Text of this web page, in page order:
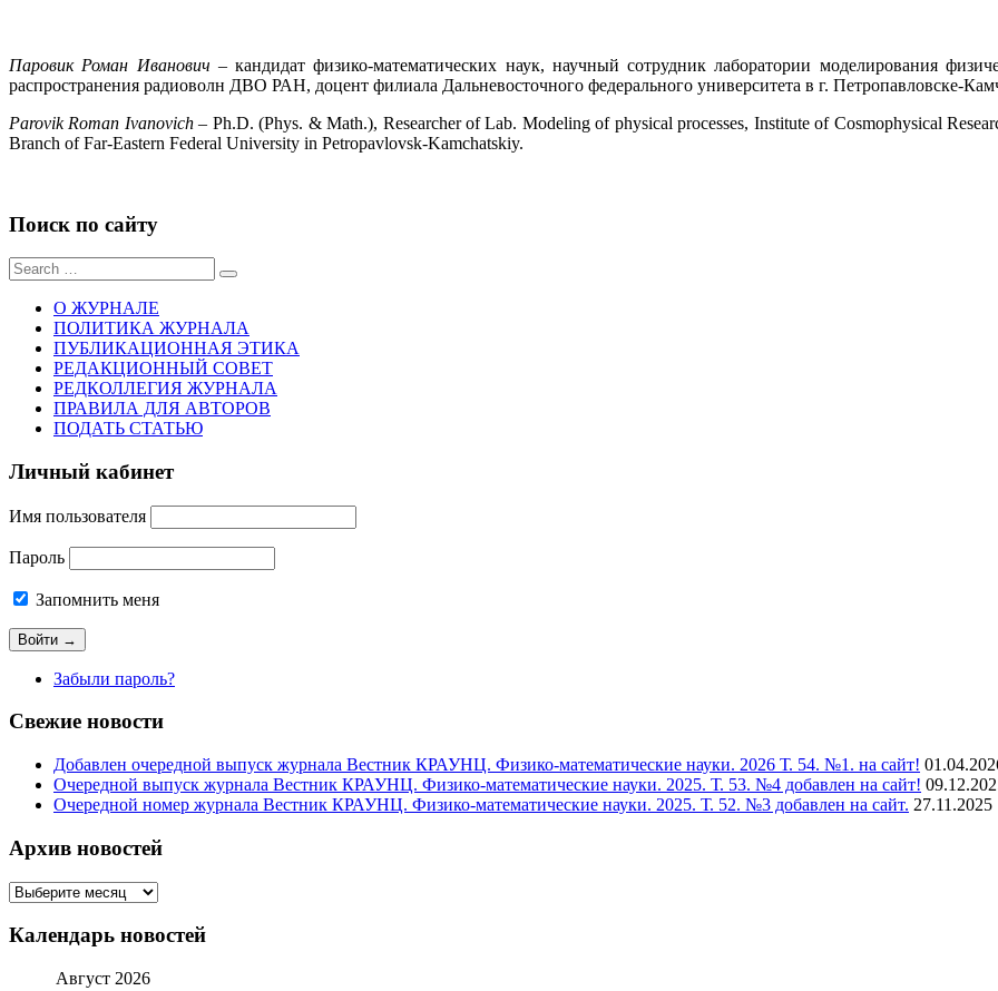
Паровик Роман Иванович – кандидат физико-математических наук, научный сотрудник лаборатории моделирования
распространения радиоволн ДВО РАН, доцент филиала Дальневосточного федерального университета в г. Петропавловске-
Parovik Roman Ivanovich– Ph.D. (Phys. & Math.), Researcher of Lab. Modeling of physical processes, Institute of Cosmophysical
Branch of Far-Eastern Federal University in Petropavlovsk-Kamchatskiy.
Поиск по сайту
Sear
for:
О ЖУРНАЛЕ
ПОЛИТИКА ЖУРНАЛА
ПУБЛИКАЦИОННАЯ ЭТИКА
РЕДАКЦИОННЫЙ СОВЕТ
РЕДКОЛЛЕГИЯ ЖУРНАЛА
ПРАВИЛА ДЛЯ АВТОРОВ
ПОДАТЬ СТАТЬЮ
Личный кабинет
Имя пользователя
Пароль
Запомнить меня
Забыли пароль?
Свежие новости
Добавлен очередной выпуск журнала Вестник КРАУНЦ. Физико-математические науки. 2026 Т. 54. №1. на сайт!
Очередной выпуск журнала Вестник КРАУНЦ. Физико-математические науки. 2025. Т. 53. №4 добавлен на сайт!
Очередной номер журнала Вестник КРАУНЦ. Физико-математические науки. 2025. Т. 52. №3 добавлен на сайт. 27.11.2025
Архив новостей
Архив
Календарь новостей
Август 2026